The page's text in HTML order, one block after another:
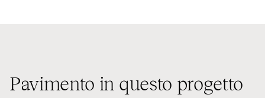
Pavimento in questo progetto